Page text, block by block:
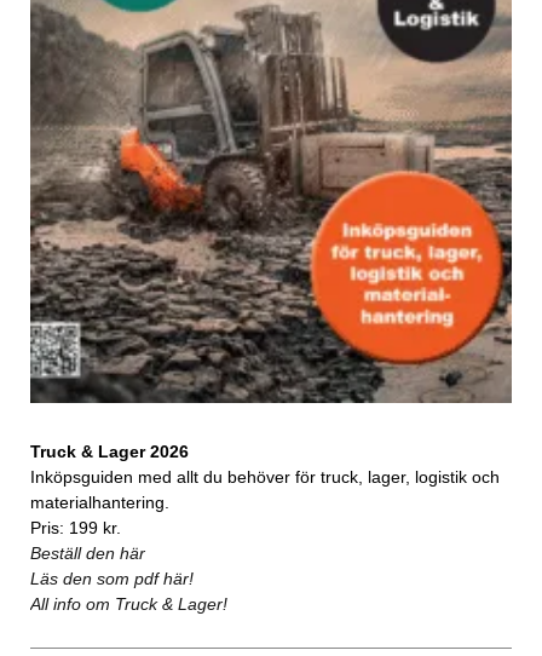
Truck & Lager 2026
Inköpsguiden med allt du behöver för truck, lager, logistik och
materialhantering.
Pris: 199 kr.
Beställ den här
Läs den som pdf här!
All info om Truck & Lager!